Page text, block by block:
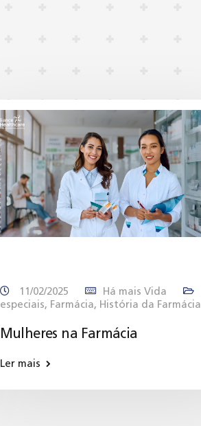
11/02/2025 Há mais Vida
especiais, Farmácia, História da Farmácia
Mulheres na Farmácia
Ler mais